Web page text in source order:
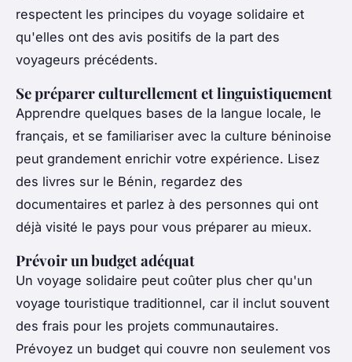
respectent les principes du voyage solidaire et
qu'elles ont des avis positifs de la part des
voyageurs précédents.
Se préparer culturellement et linguistiquement
Apprendre quelques bases de la langue locale, le
français, et se familiariser avec la culture béninoise
peut grandement enrichir votre expérience. Lisez
des livres sur le Bénin, regardez des
documentaires et parlez à des personnes qui ont
déjà visité le pays pour vous préparer au mieux.
Prévoir un budget adéquat
Un voyage solidaire peut coûter plus cher qu'un
voyage touristique traditionnel, car il inclut souvent
des frais pour les projets communautaires.
Prévoyez un budget qui couvre non seulement vos